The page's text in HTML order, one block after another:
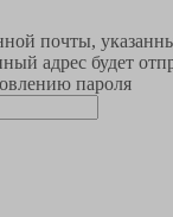
почты,
адрес будет
пароля